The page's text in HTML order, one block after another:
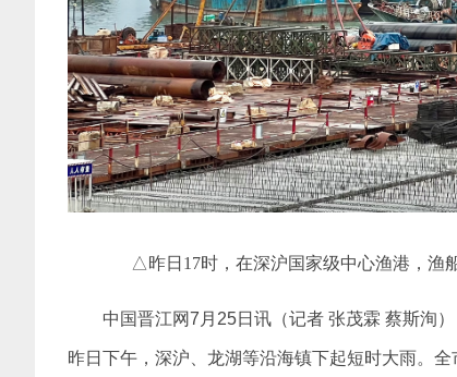
△昨日17时，在深沪国家级中心渔港，渔
中国晋江网7月25日讯（记者 张茂霖 蔡斯洵
昨日下午，深沪、龙湖等沿海镇下起短时大雨。